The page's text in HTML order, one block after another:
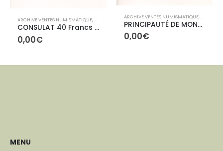
ETRANGÈRES
ARCHIVE VENTES NUMISMATIQUE,ARCHIVES CONTEMPORAINES
CONSULAT 40 Francs Bonaparte
0,00€
ARCHIVE VENTES NUMISMATIQUE,
PRINCIPAUTÉ DE MONACO-un décime
0,00€
MENU